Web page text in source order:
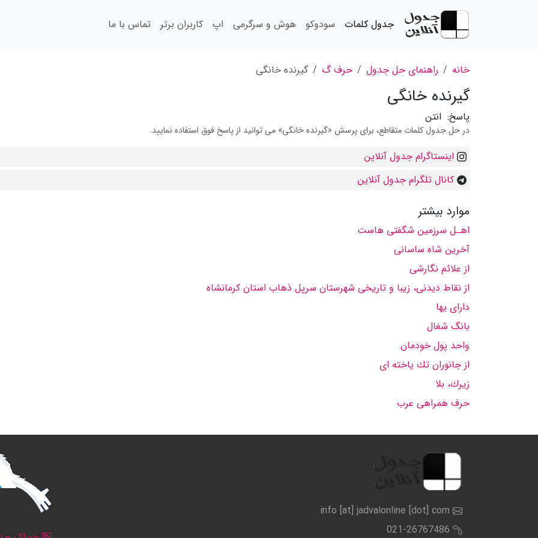
جدول کلمات سودوکو هوش و سرگرمی اپ کاربران برتر تماس با ما
خانه راهنمای حل جدول حرف گ گیرنده خانگی
گیرنده خانگی
پاسخ: انتن
در حل جدول کلمات متقاطع، برای پرسش «گیرنده خانگی» می توانید از پاسخ فوق استفاده نمایید.
اینستاگرام جدول آنلاین
کانال تلگرام جدول آنلاین
موارد بیشتر
اهـل سرزمین شگفتی هاست
آخرین شاه ساسانی
از علائم نگارشی
از نقاط دیدنی، زیبا و تاریخی شهرستان سرپل ذهاب استان كرمانشاه
دارای یها
بانگ شغال
واحد پول خودمان
از جانوران تك یاخته ای
زیرك، بلا
حرف همراهی عرب
info [at] jadvalonline [dot] com
021-26767486